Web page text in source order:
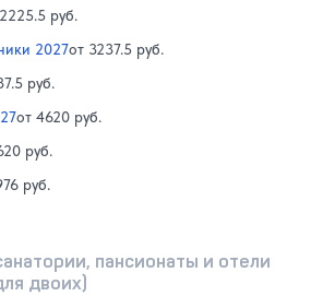
руб.
2027от 3237.5 руб.
руб.
от 4620 руб.
руб.
руб.
пансионаты и отели
двоих)